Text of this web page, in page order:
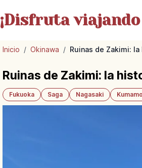
¡Disfrutaviajando
Inicio / Okinawa / Ruinas de Zakimi:
Ruinas de Zakimi: la
Fukuoka Saga Nagasaki